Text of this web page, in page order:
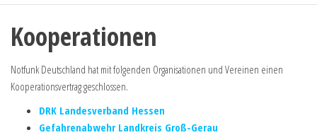
Kooperationen
Notfunk Deutschland hat mit folgenden Organisationen und Vereinen einen
Kooperationsvertrag geschlossen.
DRK Landesverband Hessen
Gefahrenabwehr Landkreis Groß-Gerau